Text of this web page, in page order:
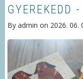
GYEREKEDD
By admin on 2026. 06.